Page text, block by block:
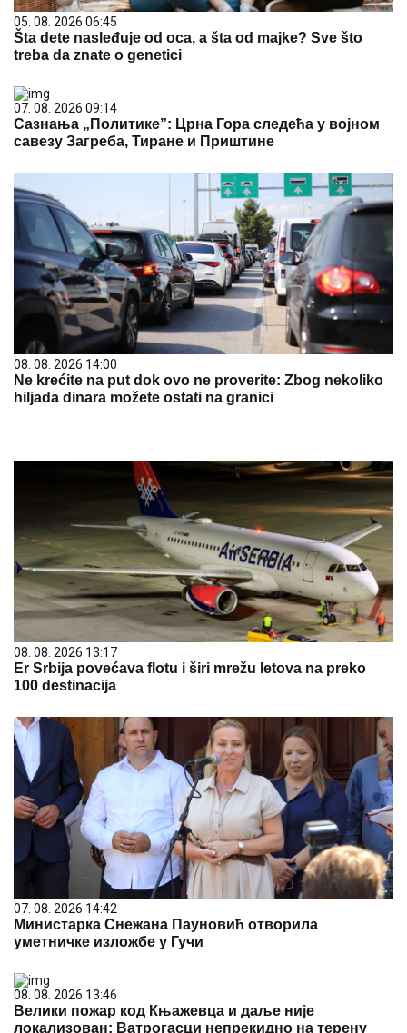
05. 08. 2026 06:45
Šta dete nasleđuje od oca, a šta od majke? Sve što
treba da znate o genetici
07. 08. 2026 09:14
Сазнања „Политике”: Црна Гора следећа у војном
савезу Загреба, Тиране и Приштине
08. 08. 2026 14:00
Ne krećite na put dok ovo ne proverite: Zbog nekoliko
hiljada dinara možete ostati na granici
08. 08. 2026 13:17
Er Srbija povećava flotu i širi mrežu letova na preko
100 destinacija
07. 08. 2026 14:42
Министарка Снежана Пауновић отворила
уметничке изложбе у Гучи
08. 08. 2026 13:46
Велики пожар код Књажевца и даље није
локализован: Ватрогасци непрекидно на терену